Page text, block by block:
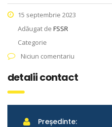
15 septembrie 2023
Adăugat de FSSR
Categorie
Niciun comentariu
detalii contact
Președinte: